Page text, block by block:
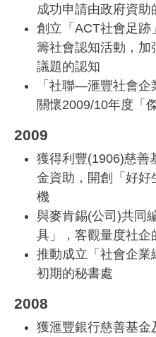
成功申請由政府資助
創立「ACT社會足
籌社會認知活動，加
議題的認知
「社聯—滙豐社會
關懷2009/10年度「
2009
獲得利豐(1906)慈善
金資助，開創「好
機
與麥肯錫(公司)共同
具」，客觀量度社企
推動成立「社會企業
初期的秘書處
2008
獲滙豐銀行慈善基金